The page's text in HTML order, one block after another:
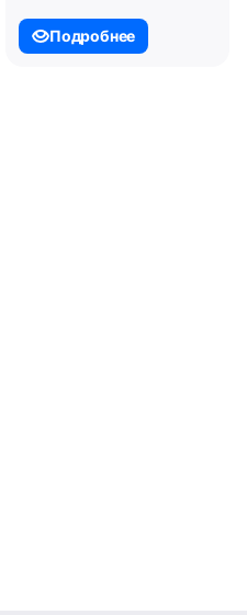
Подробнее